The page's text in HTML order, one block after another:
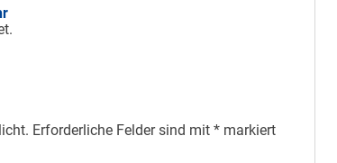
Erforderliche Felder sind mit *markiert